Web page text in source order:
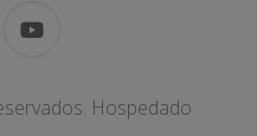
Hospedado